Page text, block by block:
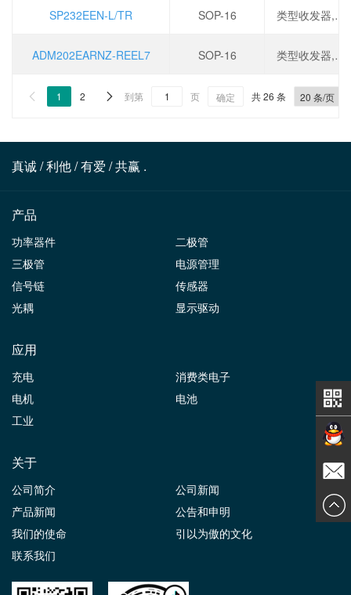
SP232EEN-L/TR SOP-16 类型收发器,电源电压5V,数据速率240Kbps,驱动器/接收器2/2,
ADM202EARNZ-REEL7 SOP-16 类型收发器,电源电压4.5V~5.5V,数据速率120Kbps,驱动器/接收器2/2,
 1 2  到第 页 确定 共 26 条
真诚 / 利他 / 有爱 / 共赢 .
产品
功率器件
二极管
三极管
电源管理
信号链
传感器
光耦
显示驱动
应用
充电
消费类电子
电机
电池
工业
关于
公司简介
公司新闻
产品新闻
公告和申明
我们的使命
引以为傲的文化
联系我们
在线交
谈
发送邮